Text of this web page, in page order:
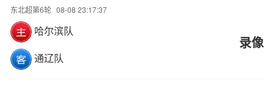
东北超第6轮 08-08 23:17:37
哈尔滨队
通辽队
录像